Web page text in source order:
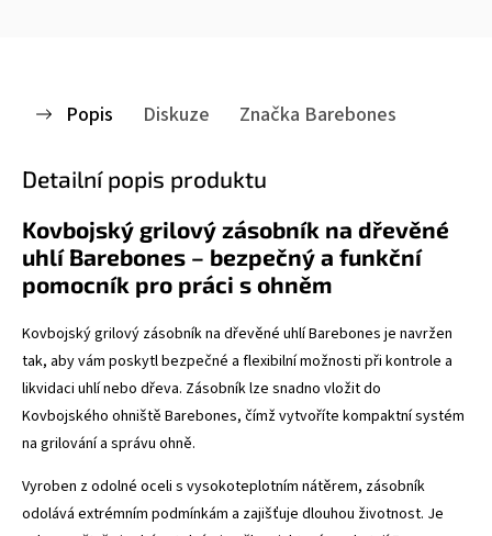
Popis Diskuze Značka Barebones
Detailní popis produktu
Kovbojský grilový zásobník na dřevěné
uhlí Barebones – bezpečný a funkční
pomocník pro práci s ohněm
Kovbojský grilový zásobník na dřevěné uhlí Barebones je navržen
tak, aby vám poskytl bezpečné a flexibilní možnosti při kontrole a
likvidaci uhlí nebo dřeva. Zásobník lze snadno vložit do
Kovbojského ohniště Barebones, čímž vytvoříte kompaktní systém
na grilování a správu ohně.
Vyroben z odolné oceli s vysokoteplotním nátěrem, zásobník
odolává extrémním podmínkám a zajišťuje dlouhou životnost. Je